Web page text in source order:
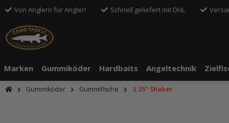
Von Anglern für Angler! Schnell geliefert mit DHL
Marken Gummiköder Hardbaits Angeltechnik
Gummiköder Gummifische 3.25" Shaker